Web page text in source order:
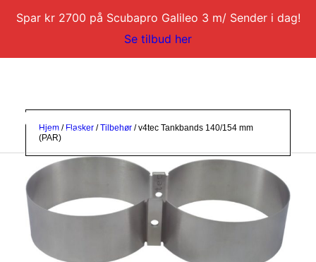
Spar kr 2700 på Scubapro Galileo 3 m/ Sender i dag!
Se tilbud her
DYKKERKURS
DYKKERTURER
SERVICE
Hjem / Flasker /Tilbehør / v4tec Tankbands 140/154 mm
(PAR)